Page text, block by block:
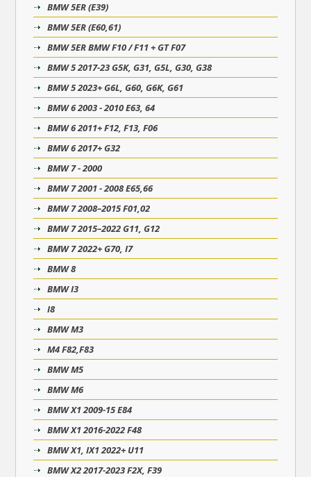
BMW 5ER (E39)
BMW 5ER (E60,61)
BMW 5ER BMW F10 / F11 + GT F07
BMW 5 2017-23 G5K, G31, G5L, G30, G38
BMW 5 2023+ G6L, G60, G6K, G61
BMW 6 2003 - 2010 E63, 64
BMW 6 2011+ F12, F13, F06
BMW 6 2017+ G32
BMW 7 - 2000
BMW 7 2001 - 2008 E65,66
BMW 7 2008–2015 F01,02
BMW 7 2015–2022 G11, G12
BMW 7 2022+ G70, I7
BMW 8
BMW I3
I8
BMW M3
M4 F82,F83
BMW M5
BMW M6
BMW X1 2009-15 E84
BMW X1 2016-2022 F48
BMW X1, IX1 2022+ U11
BMW X2 2017-2023 F2X, F39